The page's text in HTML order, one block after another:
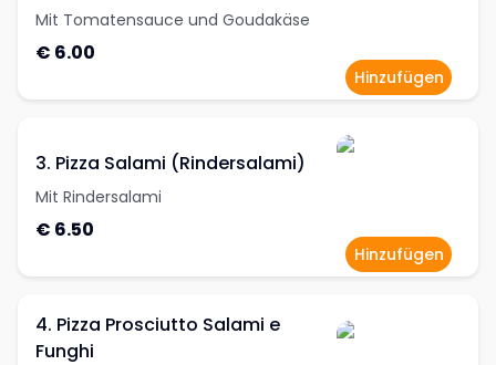
Mit Tomatensauce und Goudakäse
€ 6.00
Hinzufügen
3. Pizza Salami (Rindersalami)
Mit Rindersalami
€ 6.50
Hinzufügen
4. Pizza Prosciutto Salami e
Funghi